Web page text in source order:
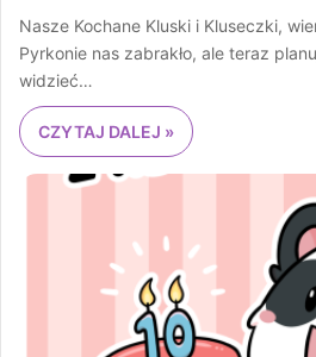
Nasze Kochane Kluski i Kluseczki,
Pyrkonie nas zabrakło, ale teraz
widzieć…
CZYTAJ DALEJ »